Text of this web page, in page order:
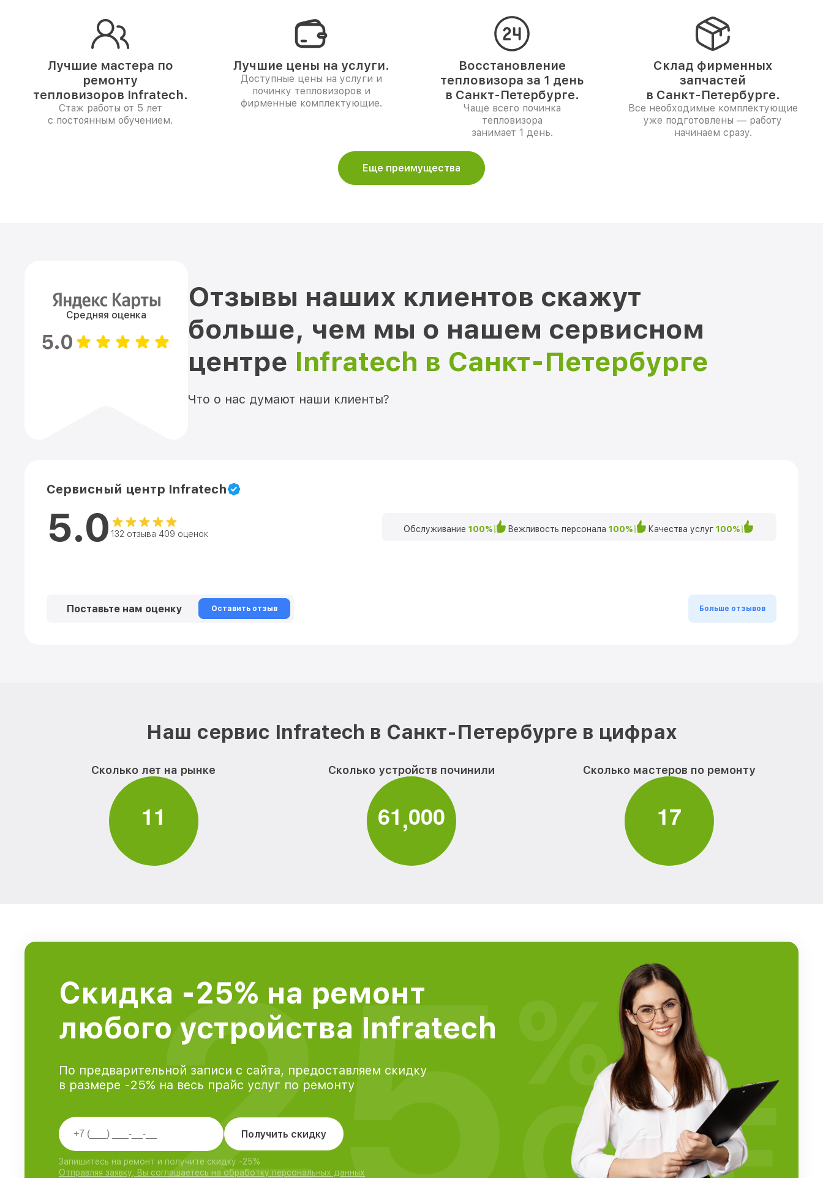
Лучшие мастера по
ремонту
тепловизоров Infratech.
Стаж работы от 5 лет
с постоянным обучением.
Лучшие цены на услуги.
Доступные цены на услуги и
починку тепловизоров и
фирменные комплектующие.
Восстановление
тепловизора за 1 день
в Санкт-Петербурге.
Чаще всего починка
тепловизора
занимает 1 день.
Склад фирменных
запчастей
в Санкт-Петербурге.
Все необходимые комплектующие
уже подготовлены — работу
начинаем сразу.
Еще преимущества
Средняя оценка
5.0
Отзывы наших клиентов скажут
больше, чем мы о нашем сервисном
центре Infratech в Санкт-Петербурге
Что о нас думают наши клиенты?
Сервисный центр Infratech
5.0 132 отзыва 409 оценок Обслуживание 100% Вежливость персонала 100% Качества услуг 100%
Поставьте нам оценку Оставить отзыв Больше отзывов
Наш сервис Infratech в Санкт-Петербурге в цифрах
Сколько лет на рынке
11
Сколько устройств починили
61,000
Сколько мастеров по ремонту
17
Скидка -25% на ремонт
любого устройства Infratech
По предварительной записи с сайта, предоставляем скидку
в размере -25% на весь прайс услуг по ремонту
Получить скидку
Запишитесь на ремонт и получите скидку -25%
Отправляя заявку, Вы соглашаетесь на обработку персональных данных
25 %